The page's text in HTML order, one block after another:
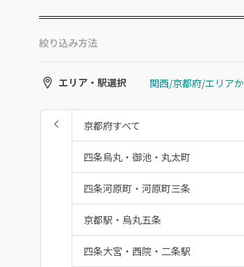
絞り込み方法
エリア・駅選択
京都府すべて
四条烏丸・御池・丸太町
四条河原町・河原町三条
京都駅・烏丸五条
四条大宮・西院・二条駅